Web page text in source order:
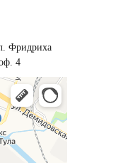
Фридриха
4